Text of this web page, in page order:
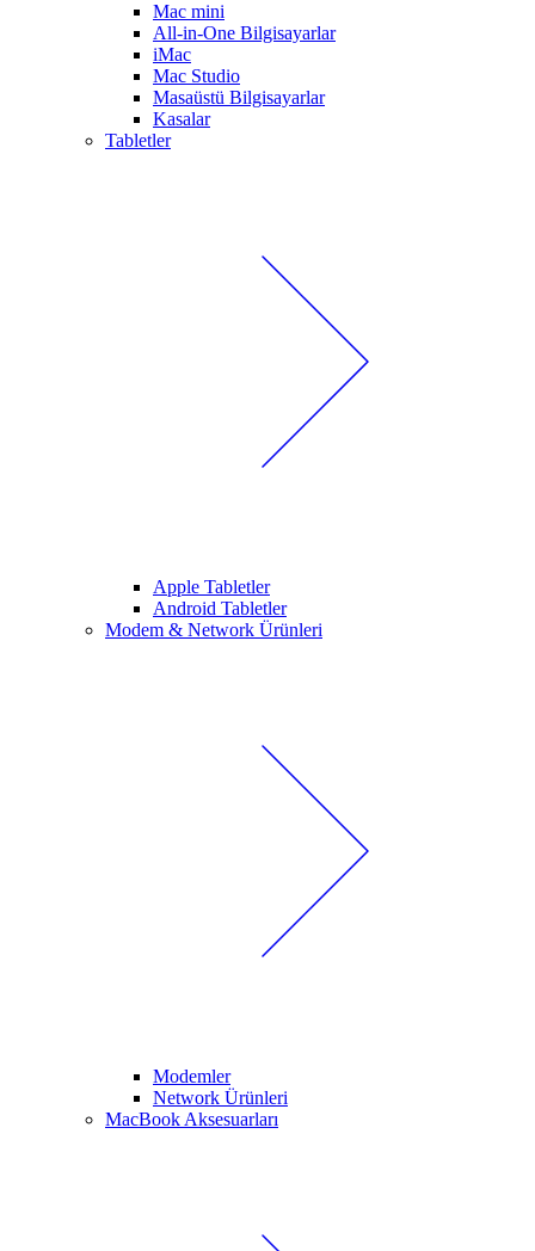
Mac mini
All-in-One Bilgisayarlar
iMac
Mac Studio
Masaüstü Bilgisayarlar
Kasalar
Tabletler
Apple Tabletler
Android Tabletler
Modem & Network Ürünleri
Modemler
Network Ürünleri
MacBook Aksesuarları